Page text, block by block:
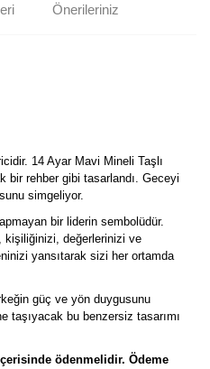
Önerileriniz
14 Ayar Mavi Mineli Taşlı
bir rehber gibi tasarlandı. Geceyi
simgeliyor.
bir liderin sembolüdür.
kişiliğinizi, değerlerinizi ve
yansıtarak sizi her ortamda
güç ve yön duygusunu
taşıyacak bu benzersiz tasarımı
ödenmelidir. Ödeme